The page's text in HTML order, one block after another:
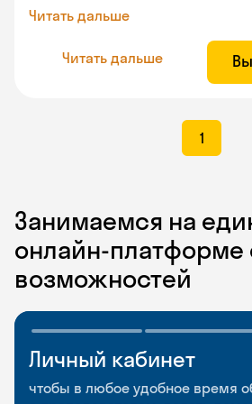
Читать дальше
Читать дальше
1
Занимаемся на
онлайн-платформе
возможностей
Личный кабинет
чтобы в любое удобное время
Мобильное
приложение
Разговорные клубы
и Talks